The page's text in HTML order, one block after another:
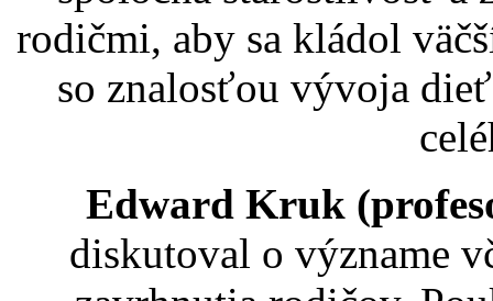
rodičmi, aby sa kládol
so znalosťou vývoja
Edward Kruk
diskutoval o význame